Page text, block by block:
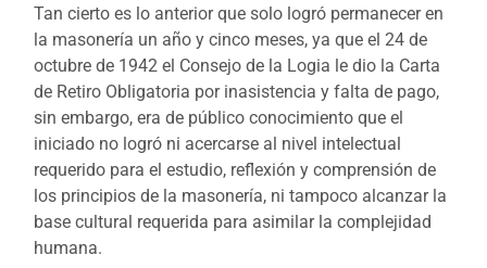
Tan cierto es lo anterior que solo logró permanecer en
la masonería un año y cinco meses, ya que el 24 de
octubre de 1942 el Consejo de la Logia le dio la Carta
de Retiro Obligatoria por inasistencia y falta de pago,
sin embargo, era de público conocimiento que el
iniciado no logró ni acercarse al nivel intelectual
requerido para el estudio, reflexión y comprensión de
los principios de la masonería, ni tampoco alcanzar la
base cultural requerida para asimilar la complejidad
humana.